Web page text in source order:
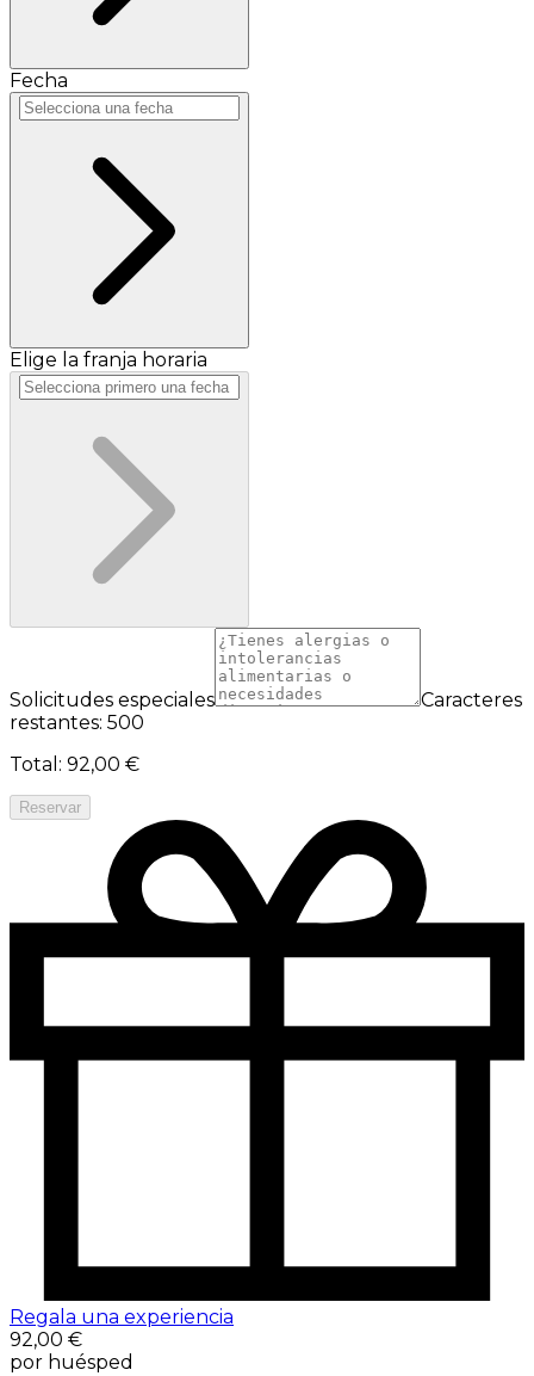
Fecha
Elige la franja horaria
Solicitudes especiales
Caracteres
restantes: 500
Total : 92,00 €
Reservar
Regala una experiencia
92,00 €
por huésped